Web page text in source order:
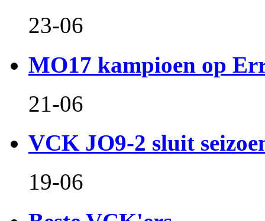
23-06
MO17 kampioen op
21-06
VCK JO9-2 sluit
19-06